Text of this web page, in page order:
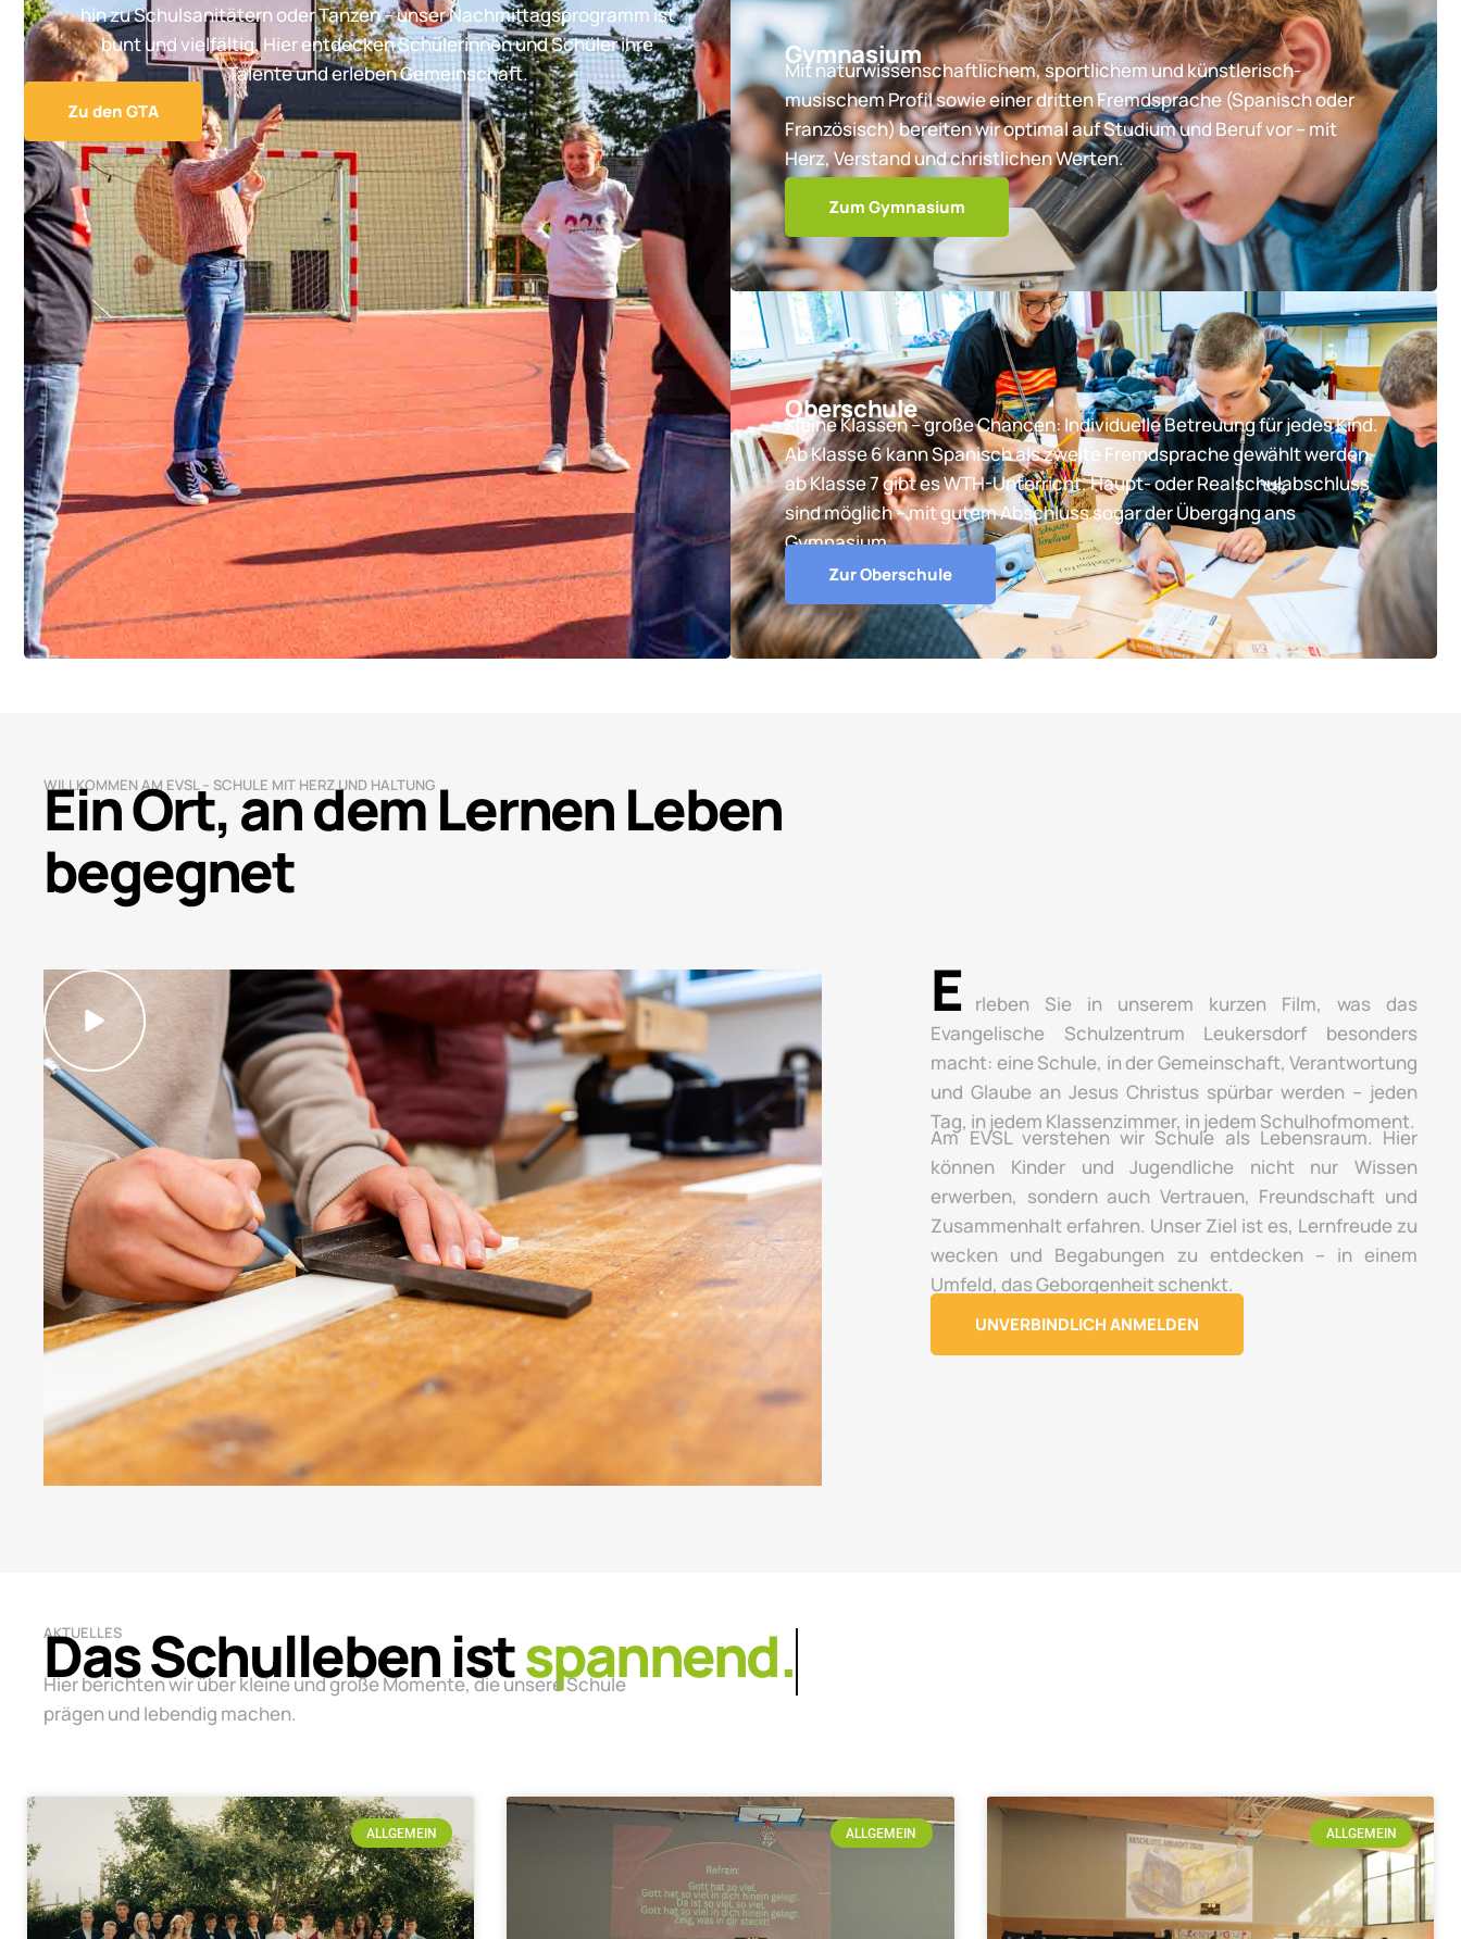
hin zu Schulsanitätern oder Tanzen – unser Nachmittagsprogramm ist
bunt und vielfältig. Hier entdecken Schülerinnen und Schüler ihre
Talente und erleben Gemeinschaft.
Zu den GTA
Gymnasium
Mit naturwissenschaftlichem, sportlichem und künstlerisch-
musischem Profil sowie einer dritten Fremdsprache (Spanisch oder
Französisch) bereiten wir optimal auf Studium und Beruf vor – mit
Herz, Verstand und christlichen Werten.
Zum Gymnasium
Oberschule
Kleine Klassen – große Chancen: Individuelle Betreuung für jedes Kind.
Ab Klasse 6 kann Spanisch als zweite Fremdsprache gewählt werden,
ab Klasse 7 gibt es WTH-Unterricht. Haupt- oder Realschulabschluss
sind möglich – mit gutem Abschluss sogar der Übergang ans
Gymnasium.
Zur Oberschule
WILLKOMMEN AM EVSL – SCHULE MIT HERZ UND HALTUNG
Ein Ort, an dem Lernen Leben
begegnet
E
rleben Sie in unserem kurzen Film, was das
Evangelische Schulzentrum Leukersdorf besonders
macht: eine Schule, in der Gemeinschaft, Verantwortung
und Glaube an Jesus Christus spürbar werden – jeden
Tag, in jedem Klassenzimmer, in jedem Schulhofmoment.
Am EVSL verstehen wir Schule als Lebensraum. Hier
können Kinder und Jugendliche nicht nur Wissen
erwerben, sondern auch Vertrauen, Freundschaft und
Zusammenhalt erfahren. Unser Ziel ist es, Lernfreude zu
wecken und Begabungen zu entdecken – in einem
Umfeld, das Geborgenheit schenkt.
UNVERBINDLICH ANMELDEN
AKTUELLES
Das Schulleben istlebendig.
Hier berichten wir über kleine und große Momente, die unsere Schule
prägen und lebendig machen.
ALLGEMEIN ALLGEMEIN ALLGEMEIN